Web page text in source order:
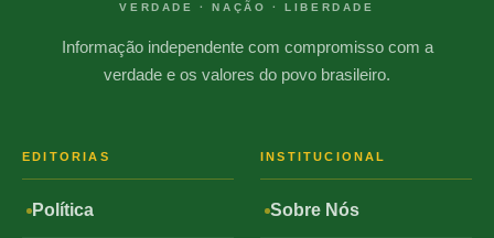
VERDADE · NAÇÃO · LIBERDADE
Informação independente com compromisso com a
verdade e os valores do povo brasileiro.
EDITORIAS
Política
INSTITUCIONAL
Sobre Nós